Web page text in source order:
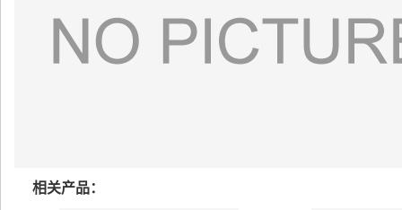
相关产品：